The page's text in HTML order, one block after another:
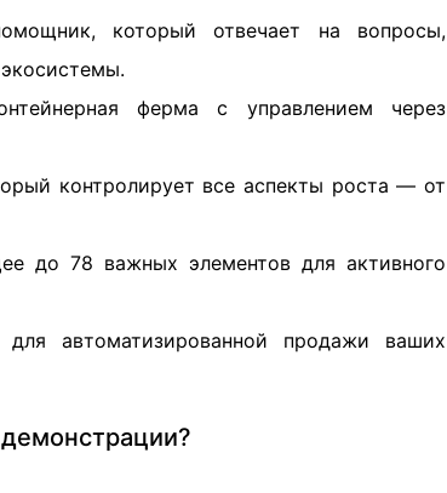
который отвечает на вопросы,
ферма с управлением через
контролирует все аспекты роста — от
до 78 важных элементов для активного
автоматизированной продажи ваших